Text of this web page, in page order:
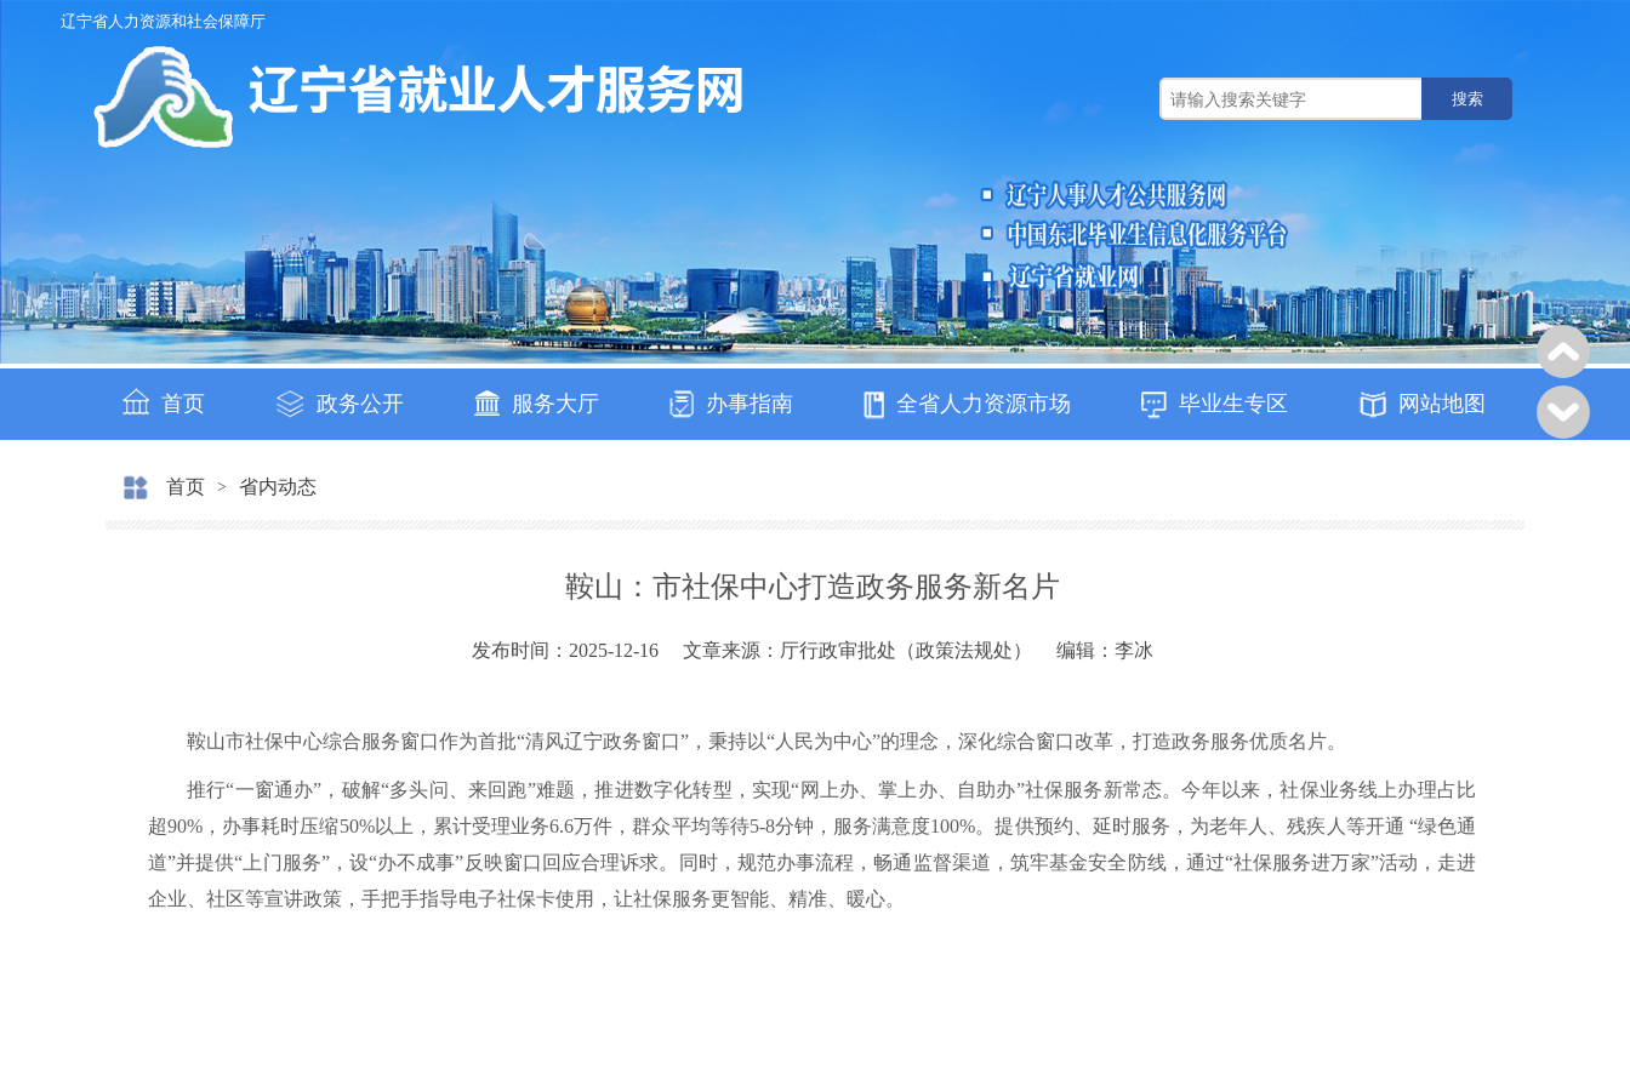
辽宁省人力资源和社会保障厅
搜索
首页 政务公开 服务大厅 办事指南 全省人力资源市场 毕业生专区 网站地图
首页 > 省内动态
鞍山：市社保中心打造政务服务新名片
发布时间：2025-12-16 文章来源：厅行政审批处（政策法规处） 编辑：李冰
鞍山市社保中心综合服务窗口作为首批“清风辽宁政务窗口”，秉持以“人民为中心”的理念，深化综合窗口改革，打造政务服务优质名片。
推行“一窗通办”，破解“多头问、来回跑”难题，推进数字化转型，实现“网上办、掌上办、自助办”社保服务新常态。今年以来，社保业务线上办理占比
超90%，办事耗时压缩50%以上，累计受理业务6.6万件，群众平均等待5-8分钟，服务满意度100%。提供预约、延时服务，为老年人、残疾人等开通 “绿色通
道”并提供“上门服务”，设“办不成事”反映窗口回应合理诉求。同时，规范办事流程，畅通监督渠道，筑牢基金安全防线，通过“社保服务进万家”活动，走进
企业、社区等宣讲政策，手把手指导电子社保卡使用，让社保服务更智能、精准、暖心。